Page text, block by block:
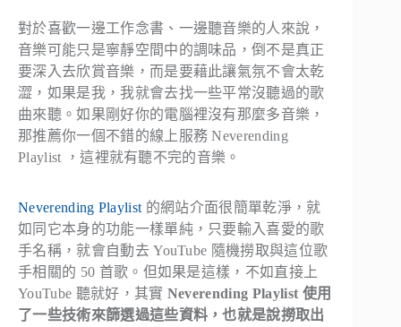
對於喜歡一邊工作念書、一邊聽音樂的人來說，
音樂可能只是寧靜空間中的調味品，倒不是真正
要深入去欣賞音樂，而是要藉此讓氣氛不會太乾
澀，如果是我，我就會去找一些平常沒聽過的歌
曲來聽。如果剛好你的電腦裡沒有那麼多音樂，
那推薦你一個不錯的線上服務 Neverending
Playlist ，這裡就有聽不完的音樂。
Neverending Playlist 的網站介面很簡單乾淨，就
如同它本身的功能一樣單純，只要輸入喜愛的歌
手名稱，就會自動去 YouTube 隨機撈取與這位歌
手相關的 50 首歌。但如果是這樣，不如直接上
YouTube 聽就好，其實 Neverending Playlist 使用
了一些技術來篩選過這些資料，也就是說撈取出